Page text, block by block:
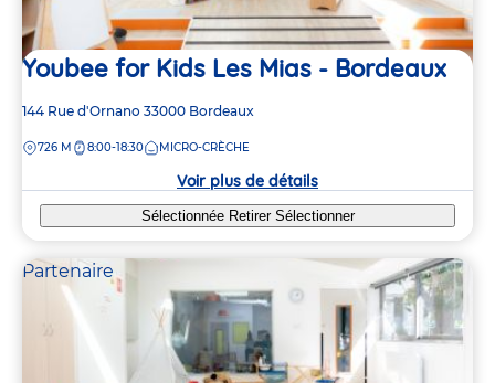
Youbee for Kids Les Mias - Bordeaux
Adresse
la
144 Rue d'Ornano 33000 Bordeaux
DISTANCE
726 M 8:00-18:30 MICRO-CRÈCHE
Voir plus de détails
Sélectionnée Retirer Sélectionner
Partenaire